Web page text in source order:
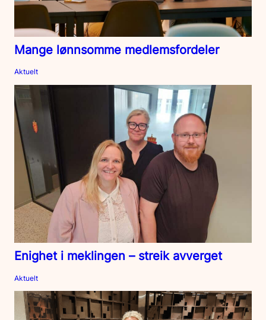
Mange lønnsomme medlemsfordeler
Aktuelt
Enighet i meklingen – streik avverget
Aktuelt